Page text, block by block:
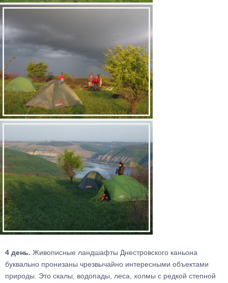
4 день. Живописные ландшафты Днестровского каньона
буквально пронизаны чрезвычайно интересными объектами
природы. Это скалы, водопады, леса, холмы с редкой степной